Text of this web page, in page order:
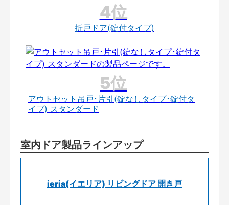
折戸ドア(錠付タイプ)
アウトセット吊戸･片引(錠なしタイプ･錠付タ
イプ) スタンダード
室内ドア製品ラインアップ
ieria(イエリア) リビングドア 開き戸